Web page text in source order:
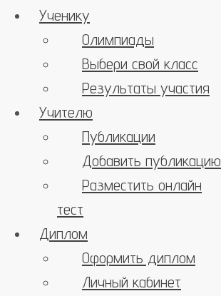
Ученику
Олимпиады
Выбери свой класс
Результаты участия
Учителю
Публикации
Добавить публикацию
Разместить онлайн
тест
Диплом
Оформить диплом
Личный кабинет